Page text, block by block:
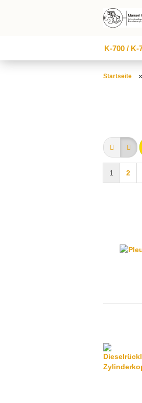
K-700 / K-
ARTIKEL /
Startseite
1 2